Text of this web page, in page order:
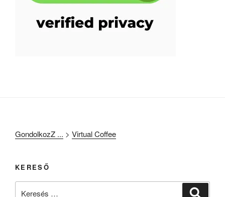
GondolkozZ ... > Virtual Coffee
KERESŐ